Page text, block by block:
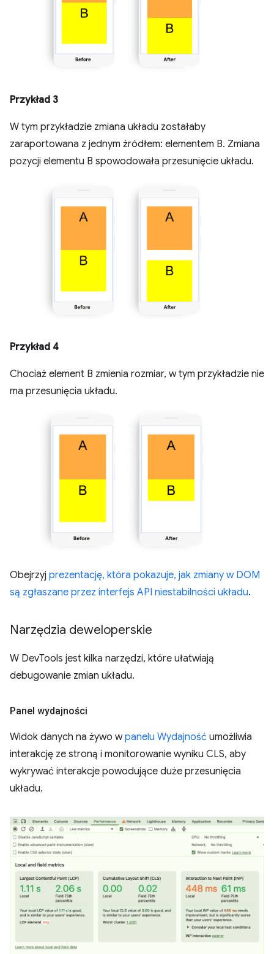
Przykład 3
W tym przykładzie zmiana układu zostałaby
zaraportowana z jednym źródłem: elementem B. Zmiana
pozycji elementu B spowodowała przesunięcie układu.
Przykład 4
Chociaż element B zmienia rozmiar, w tym przykładzie nie
ma przesunięcia układu.
Obejrzyj prezentację, która pokazuje, jak zmiany w DOM
są zgłaszane przez interfejs API niestabilności układu.
Narzędzia deweloperskie
W DevTools jest kilka narzędzi, które ułatwiają
debugowanie zmian układu.
Panel wydajności
Widok danych na żywo wpanelu Wydajność umożliwia
interakcję ze stroną i monitorowanie wyniku CLS, aby
wykrywać interakcje powodujące duże przesunięcia
układu.